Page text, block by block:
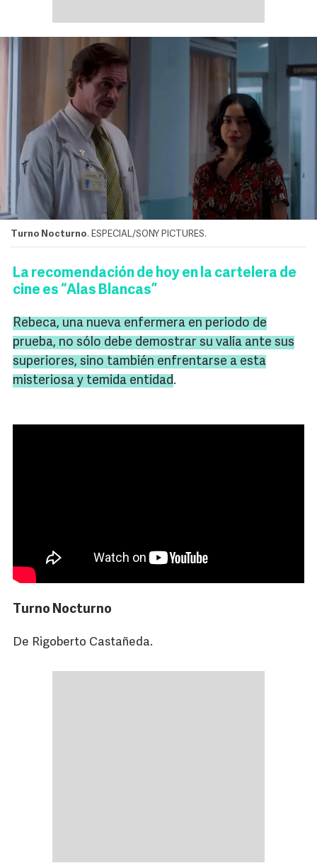
Turno Nocturno. ESPECIAL/SONY PICTURES.
La recomendación de hoy en la cartelera de
cine es “Alas Blancas”
Rebeca, una nueva enfermera en periodo de
prueba, no sólo debe demostrar su valía ante sus
superiores, sino también enfrentarse a esta
misteriosa y temida entidad.
Turno Nocturno
De Rigoberto Castañeda.